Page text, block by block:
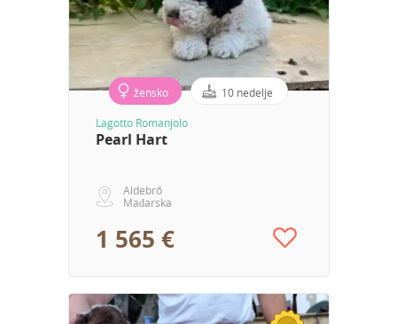
žensko 10 nedelje
Lagotto Romanjolo
Pearl Hart
Aldebrő
Mađarska
1 565 €